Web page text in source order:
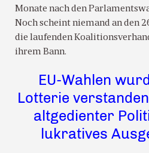
Monate nach den
Noch scheint niemand an den
die laufenden
ihrem Bann.
EU-Wahlen
Lotterie
altgedienter
lukratives